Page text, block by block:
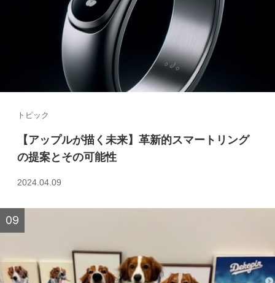
トピック
【アップルが描く未来】革新的スマートリング
の提案とその可能性
2024.04.09